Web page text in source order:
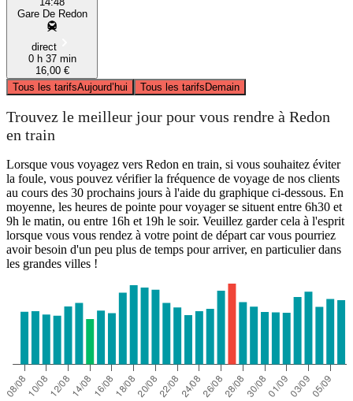
Gare De Redon
direct
0 h 37 min
16,00 €
Tous les tarifsAujourd’hui Tous les tarifsDemain
Trouvez le meilleur jour pour vous rendre à Redon
en train
Lorsque vous voyagez vers Redon en train, si vous souhaitez éviter
la foule, vous pouvez vérifier la fréquence de voyage de nos clients
au cours des 30 prochains jours à l'aide du graphique ci-dessous. En
moyenne, les heures de pointe pour voyager se situent entre 6h30 et
9h le matin, ou entre 16h et 19h le soir. Veuillez garder cela à l'esprit
lorsque vous vous rendez à votre point de départ car vous pourriez
avoir besoin d'un peu plus de temps pour arriver, en particulier dans
les grandes villes !